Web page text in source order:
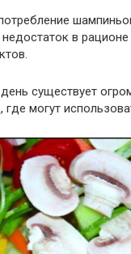
в
существует
могут